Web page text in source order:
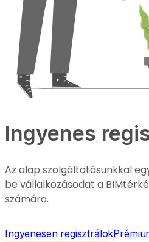
Ingyenes
Az alap szolgáltatásunkkal
be vállalkozásodat a
számára.
Ingyenesen regisztrálok